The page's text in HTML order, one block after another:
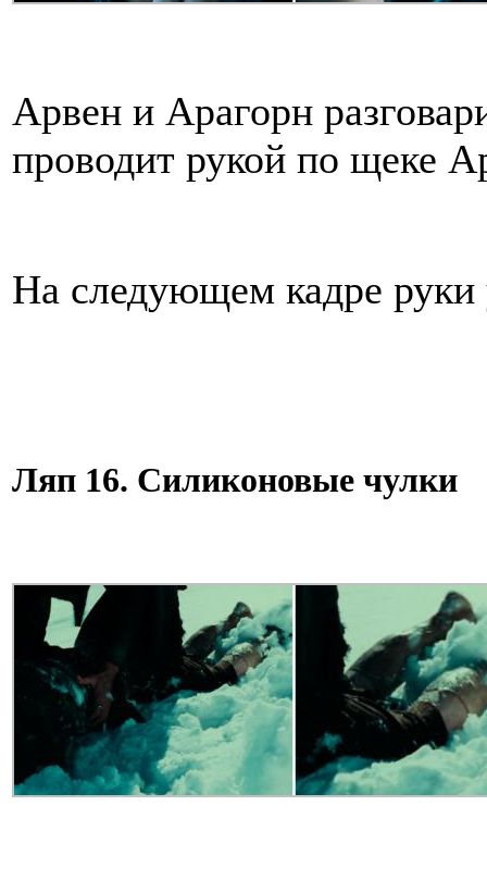
Арвен и Арагорн
проводит рукой по щеке
На следующем кадре руки
Ляп 16. Силиконовые чулки